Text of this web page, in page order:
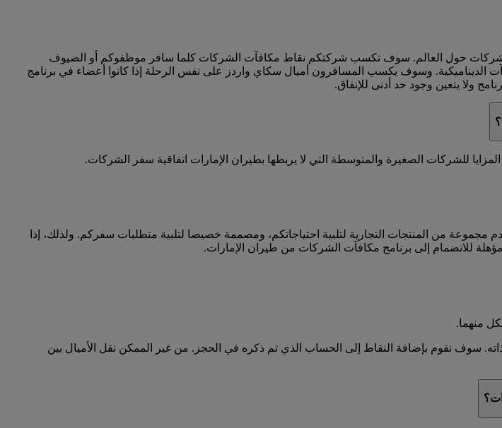
حول العالم. سوف تكسب شركتكم نقاط مكافآت الشركات كلما سافر موظفوكم أو الضيوف
الديناميكية. وسوف يكسب المسافرون أميال سكاي واردز على نفس الرحلة إذا كانوا أعضاء في برنامج
ولا يتعين وجود حد أدنى للإنفاق.
للشركات الصغيرة والمتوسطة التي لا يربطها بطيران الإمارات اتفاقية سفر الشركات.
مجموعة من المنتجات التجارية لتلبية احتياجاتكم، ومصممة خصيصا لتلبية متطلبات سفركم. ولذلك، إذا
للانضمام إلى برنامج مكافآت الشركات من طيران الإمارات.
منهما.
سوف نقوم بإضافة النقاط إلى الحساب الذي تم ذكره في الحجز. من غير الممكن نقل الأميال بين